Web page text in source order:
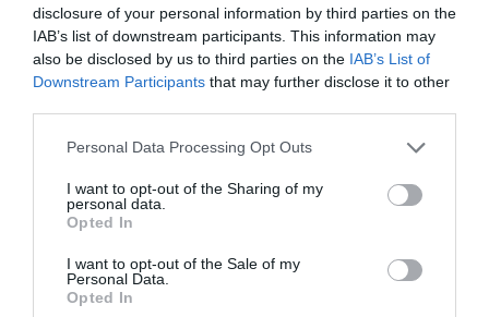
disclosure of your personal information by third parties on the
IAB’s list of downstream participants. This information may
also be disclosed by us to third parties on the IAB’s List of
Downstream Participants that may further disclose it to other
Personal Data Processing Opt Outs
I want to opt-out of the Sharing of my
personal data.
Opted In
I want to opt-out of the Sale of my
Personal Data.
Opted In
s’est imposée en 2h25’44 », devant Valeria Straneo
(2h25’58 »). L’Italienne a réalisé une superbe course,
prenant la tête dès le départ et ne lâchant qu’au 40e
kilomètre devant l’accélération de Kiplagat, restée au
contact depuis le début. Straneo, 37 ans, avait terminé
8e des JO de Londres. A Moscou, cette maman de
deux enfants se hisse sur son premier podium
La Japonaise Kayoko Fukushi a pris la troisième place